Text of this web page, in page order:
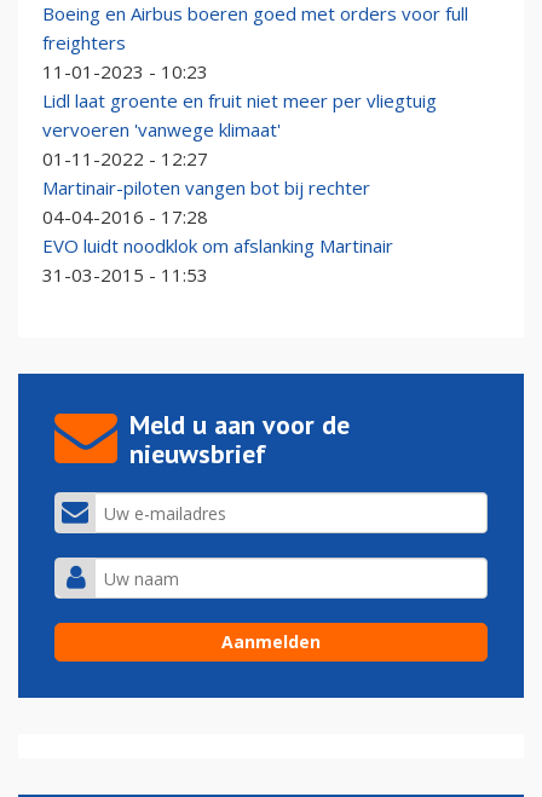
Boeing en Airbus boeren goed met orders voor full
freighters
11-01-2023 - 10:23
Lidl laat groente en fruit niet meer per vliegtuig
vervoeren 'vanwege klimaat'
01-11-2022 - 12:27
Martinair-piloten vangen bot bij rechter
04-04-2016 - 17:28
EVO luidt noodklok om afslanking Martinair
31-03-2015 - 11:53
Meld u aan voor de
nieuwsbrief